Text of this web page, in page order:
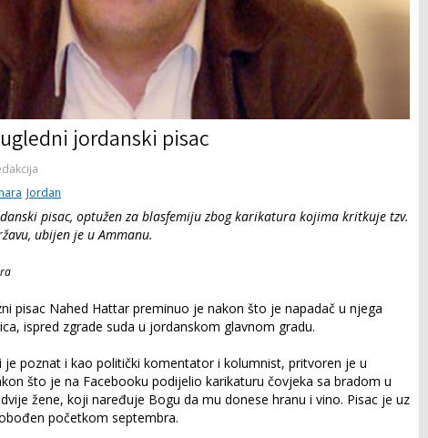
jordanski pisac
Jordan
pisac, optužen za blasfemiju zbog karikatura kojima kritkuje tzv.
ubijen je u Ammanu.
pisac Nahed Hattar preminuo je nakon što je napadač u njega
ispred zgrade suda u jordanskom glavnom gradu.
je poznat i kao politički komentator i kolumnist, pritvoren je u
što je na Facebooku podijelio karikaturu čovjeka sa bradom u
žene, koji naređuje Bogu da mu donese hranu i vino. Pisac je uz
početkom septembra.